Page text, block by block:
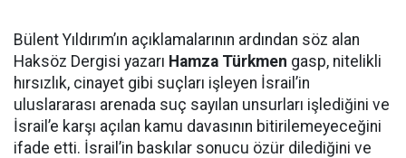
Bülent Yıldırım’ın açıklamalarının ardından söz alan
Haksöz Dergisi yazarı Hamza Türkmen gasp, nitelikli
hırsızlık, cinayet gibi suçları işleyen İsrail’in
uluslararası arenada suç sayılan unsurları işlediğini ve
İsrail’e karşı açılan kamu davasının bitirilemeyeceğini
ifade etti. İsrail’in baskılar sonucu özür dilediğini ve